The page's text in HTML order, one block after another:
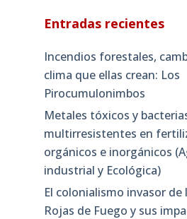
Entradas recientes
Incendios forestales,
clima que ellas crean: Los
Pirocumulonimbos
Metales tóxicos y
multirresistentes en
orgánicos e inorgánicos
industrial y Ecológica)
El colonialismo invasor de
Rojas de Fuego y sus